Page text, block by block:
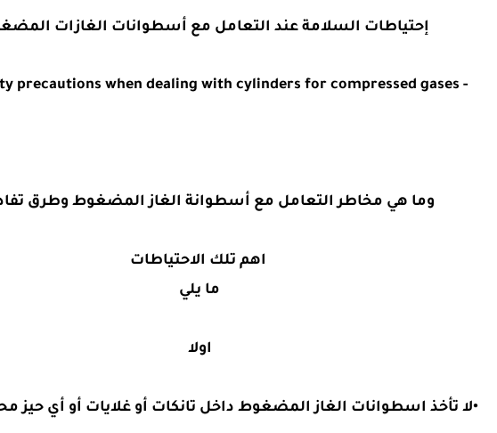
إحتياطات السلامة عند التعامل مع أسطوانات الغازات
- Book safety precautions when dealing with cylinders for compressed gases
وما هي مخاطر التعامل مع أسطوانة الغاز المضغوط وطرق
اهم تلك الاحتياطات
ما يلي
اولا
•لا تأخذ اسطوانات الغاز المضغوط داخل تانكات أو غلايات أو أي حيز